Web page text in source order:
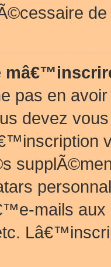
de
pas en
devez
mails